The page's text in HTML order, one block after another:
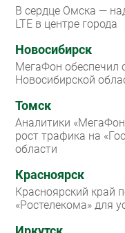
В сердце Омска —
LTE в центре города
Новосибирск
МегаФон обеспечил
Новосибирской
Томск
Аналитики
рост трафика на
области
Красноярск
Красноярский край
«Ростелекома» для